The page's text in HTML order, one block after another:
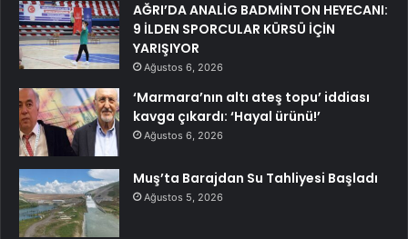
AĞRI’DA ANALİG BADMİNTON HEYECANI:
9 İLDEN SPORCULAR KÜRSÜ İÇİN
YARIŞIYOR
Ağustos 6, 2026
‘Marmara’nın altı ateş topu’ iddiası
kavga çıkardı: ‘Hayal ürünü!’
Ağustos 6, 2026
Muş’ta Barajdan Su Tahliyesi Başladı
Ağustos 5, 2026